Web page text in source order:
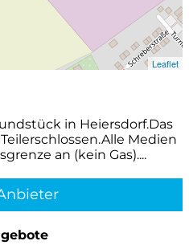
Leaflet
in Heiersdorf.Das
Medien
an (kein Gas)....